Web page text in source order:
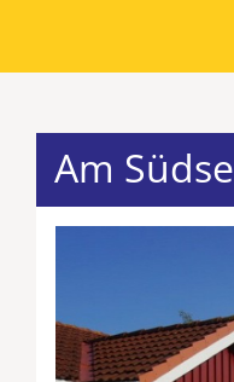
Am